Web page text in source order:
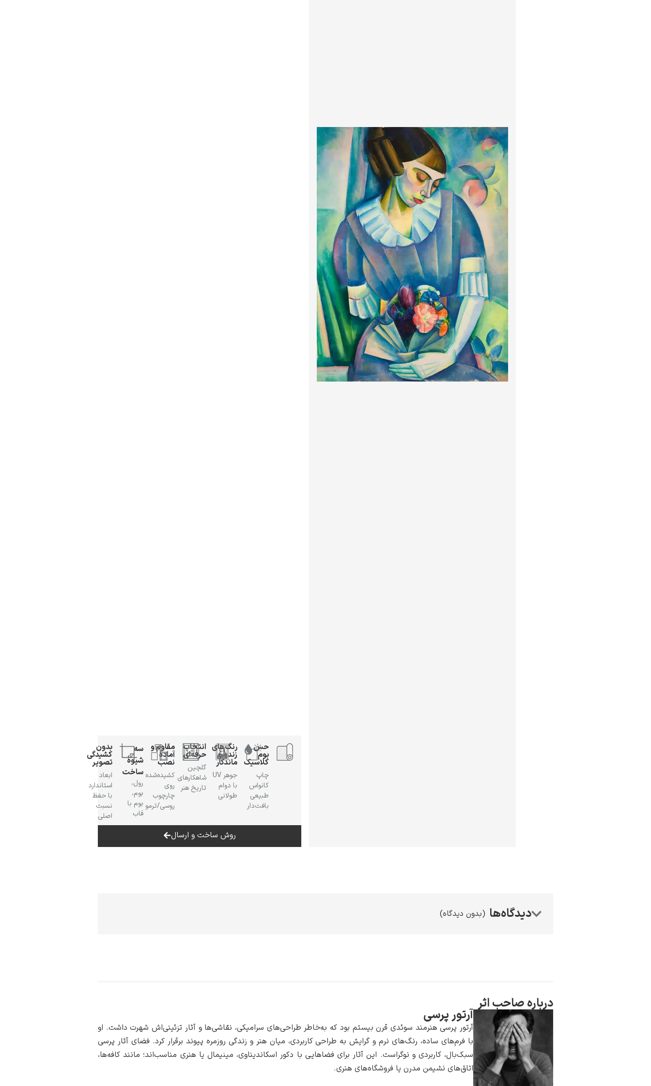
لودویگ دویچ
رامبرانت
پیر آگوست رنوآر
پل سزان
حس
بوم
کلاسیک
چاپ
کانواس
طبیعی
بافت‌دار
رنگ‌های
زنده و
ماندگار
جوهر UV
با دوام
طولانی
انتخاب
حرفه‌ای
گلچین
شاهکارهای
تاریخ هنر
مقاوم و
آمادهٔ
نصب
کشیده‌شده
روی
چارچوب
روسی/ترمو
سه
شیوهٔ
ساخت
رول،
بوم،
بوم با
قاب
بدون
کشیدگی
تصویر
ابعاد
استاندارد
با حفظ
نسبت
اصلی
روش ساخت و ارسال
(بدون دیدگاه)
درباره صاحب اثر
آرتور پرسی
آرتور پرسی هنرمند سوئدی قرن بیستم بود که به‌خاطر طراحی‌های سرامیکی، نقاشی‌ها و آثار تزئینی‌اش شهرت داشت. او
با فرم‌های ساده، رنگ‌های نرم و گرایش به طراحی کاربردی، میان هنر و زندگی روزمره پیوند برقرار کرد. فضای آثار پرسی
سبک‌بال، کاربردی و نوگراست. این آثار برای فضاهایی با دکور اسکاندیناوی، مینیمال یا هنری مناسب‌اند؛ مانند کافه‌ها،
اتاق‌های نشیمن مدرن یا فروشگاه‌های هنری.